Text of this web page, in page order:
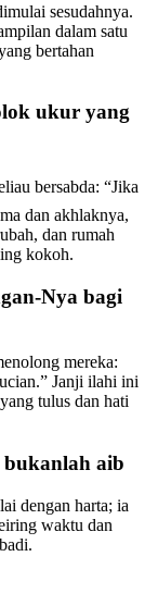
sesudahnya.
dalam satu
bertahan
ukur yang
dan akhlaknya,
dan rumah
kokoh.
Nya bagi
mereka:
Janji ilahi ini
tulus dan hati
bukanlah aib
dengan harta; ia
waktu dan